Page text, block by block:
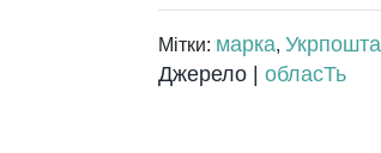
Мітки: марка, Укрпошта
Джерело | обласТь